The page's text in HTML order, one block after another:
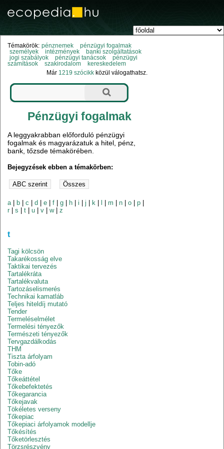
Témakörök: pénznemek
pénzügyi fogalmak
személyek
intézmények
banki szolgáltatások
jogi szabályok
pénzügyi tanácsok
pénzügyi
számítások
szakirodalom
kereskedelem
Már 1219 szócikk közül válogathatsz.
Pénzügyi fogalmak
A leggyakrabban előforduló pénzügyi
fogalmak és magyarázatuk a hitel, pénz,
bank, tőzsde témakörében.
Bejegyzések ebben a témakörben:
a| b |c |d |e |f |g h |i |j k |m |n |o |p
r |s |t |u |v |w|z
t
Tagi kölcsön
Takarékosság elve
Taktikai tervezés
Tartalékráta
Tartalékvaluta
Tartozáselismerés
Technikai kamatláb
Teljes hiteldíj mutató
Tender
Termeléselmélet
Termelési tényezők
Természeti tényezők
Tervgazdálkodás
THM
Tiszta árfolyam
Tobin-adó
Tőke
Tőkeáttétel
Tőkebefektetés
Tőkegarancia
Tőkejavak
Tökéletes verseny
Tőkepiac
Tőkepiaci árfolyamok modellje
Tőkésítés
Tőketörlesztés
Törzsrészvény